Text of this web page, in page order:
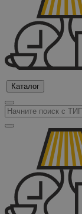
Каталог